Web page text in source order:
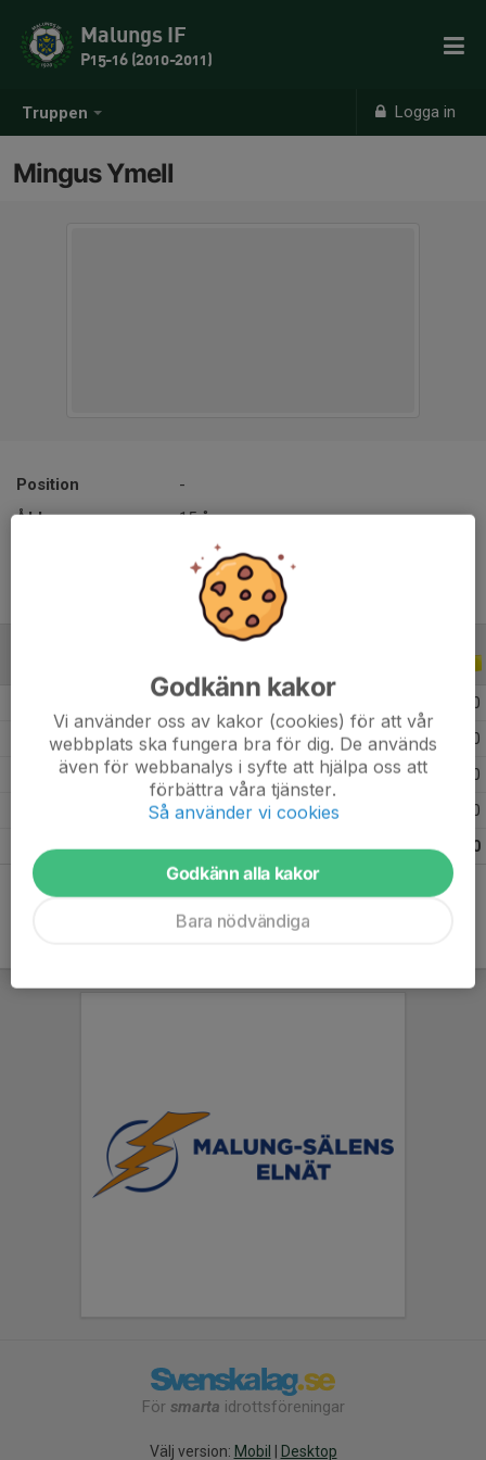
Truppen Logga in
Malungs IF
P15-16 (2010-2011)
Mingus Ymell
Position
-
Ålder
15 år
0
2025 10 0 0 0
18 0 0
0
Totalt 48 0 0 0
För smarta idrottsföreningar
Välj version: Mobil Desktop
Godkänn kakor
Vi använder oss av kakor (cookies) för att vår
webbplats ska fungera bra för dig. De används
även för webbanalys i syfte att hjälpa oss att
förbättra våra tjänster.
Så använder vi cookies
Godkänn alla kakor
Bara nödvändiga